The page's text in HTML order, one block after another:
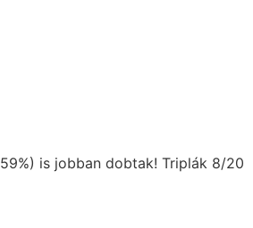
is jobban dobtak! Triplák 8/20